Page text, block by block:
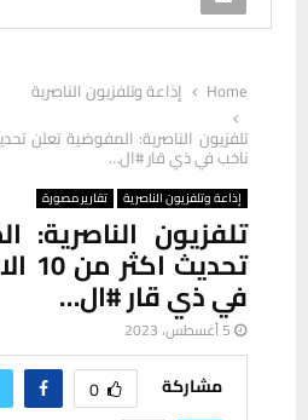
Home
إذاعة وتلفزيون الناصرية
ناخب في ذي قار #ال…
إذاعة وتلفزيون الناصرية تقارير مصورة
تلفزيون الناصرية:
في ذي قار #ال…
5 أغسطس، 2023
مشاركة 0